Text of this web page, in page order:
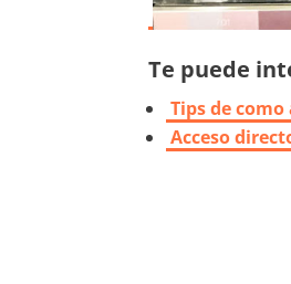
Te puede
Tips de
Acceso